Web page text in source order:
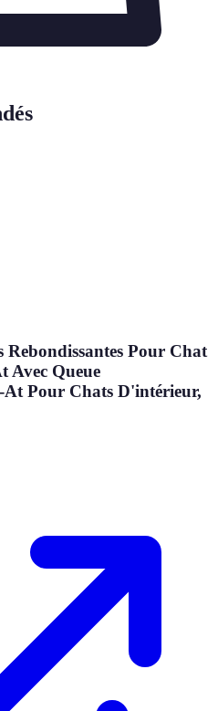
Pour Chat
Avec Queue
At Pour Chats D'intérieur,